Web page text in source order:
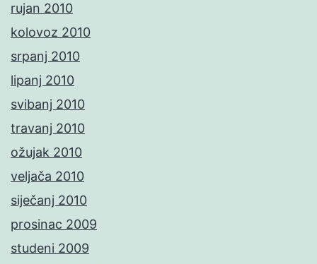
rujan 2010
kolovoz 2010
srpanj 2010
lipanj 2010
svibanj 2010
travanj 2010
ožujak 2010
veljača 2010
siječanj 2010
prosinac 2009
studeni 2009